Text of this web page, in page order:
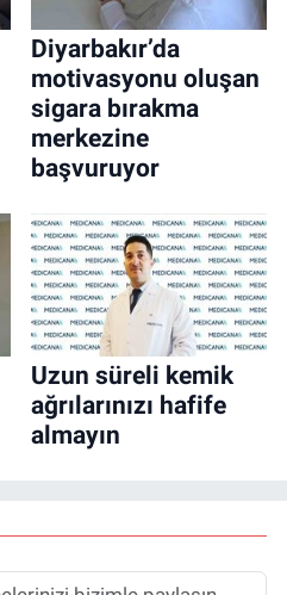
Diyarbakır’da
motivasyonu oluşan
sigara bırakma
merkezine
başvuruyor
Uzun süreli kemik
ağrılarınızı hafife
almayın